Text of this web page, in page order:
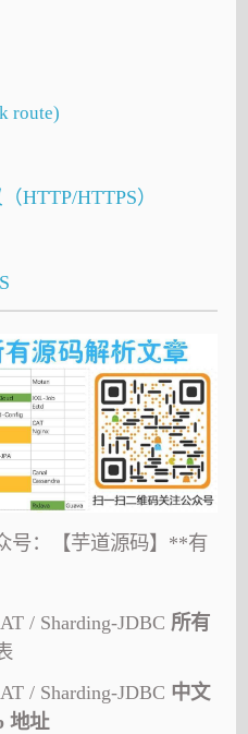
route)
HTTP/HTTPS）
号：【芋道源码】**有
/ Sharding-JDBC 所有
/ Sharding-JDBC 中文
地址